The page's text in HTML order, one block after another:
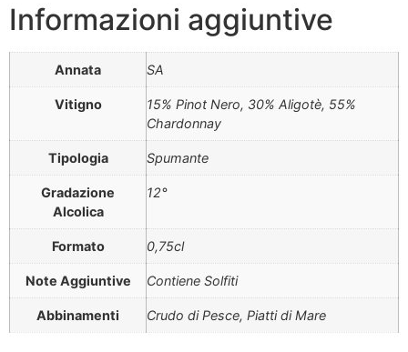
Informazioni aggiuntive
Annata SA
Vitigno
15% Pinot Nero, 30% Aligotè, 55%
Chardonnay
Tipologia Spumante
Gradazione
Alcolica
12°
Formato 0,75cl
Note Aggiuntive Contiene Solfiti
Abbinamenti Crudo di Pesce, Piatti di Mare